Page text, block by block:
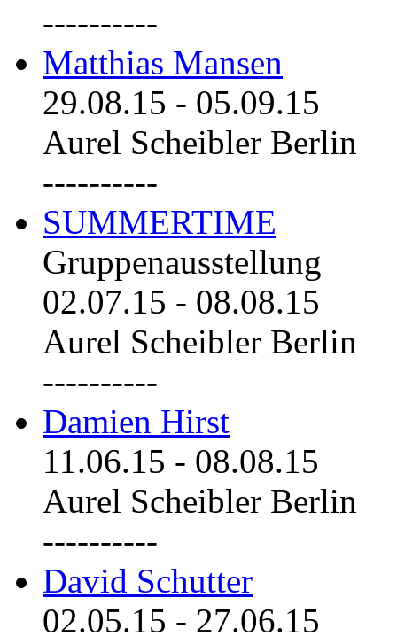
----------
Matthias Mansen
29.08.15 - 05.09.15
Aurel Scheibler Berlin
----------
SUMMERTIME
Gruppenausstellung
02.07.15 - 08.08.15
Aurel Scheibler Berlin
----------
Damien Hirst
11.06.15 - 08.08.15
Aurel Scheibler Berlin
----------
David Schutter
02.05.15 - 27.06.15